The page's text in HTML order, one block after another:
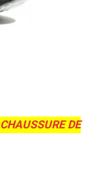
CHAUSSURE DE